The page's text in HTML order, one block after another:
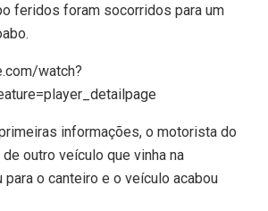
feridos foram socorridos para um
watch?
informações, o motorista do
outro veículo que vinha na
para o canteiro e o veículo acabou